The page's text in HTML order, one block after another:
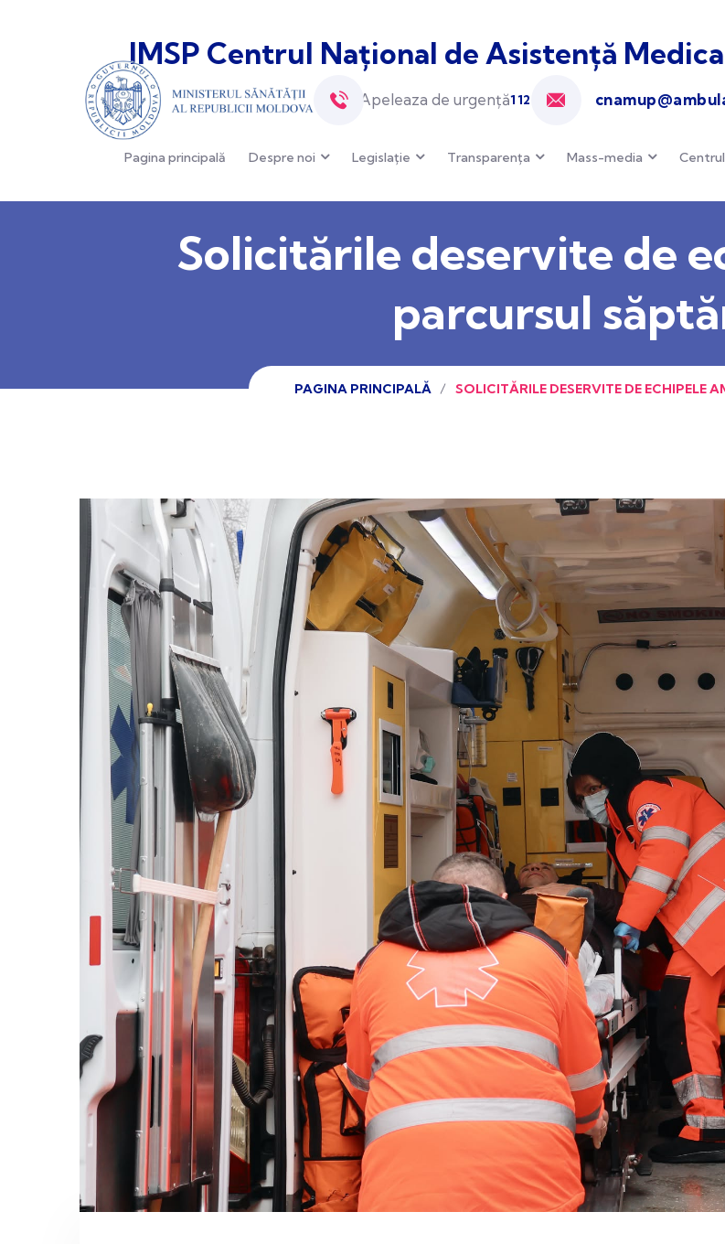
IMSP Centrul Național de Asistență
Apeleaza de urgență112
Pagina principală Despre noi Legislație Transparența Mass-media
Solicitările deservite de
parcursul
PAGINA PRINCIPALĂ SOLICITĂRILE DESERVITE DE ECHIPELE